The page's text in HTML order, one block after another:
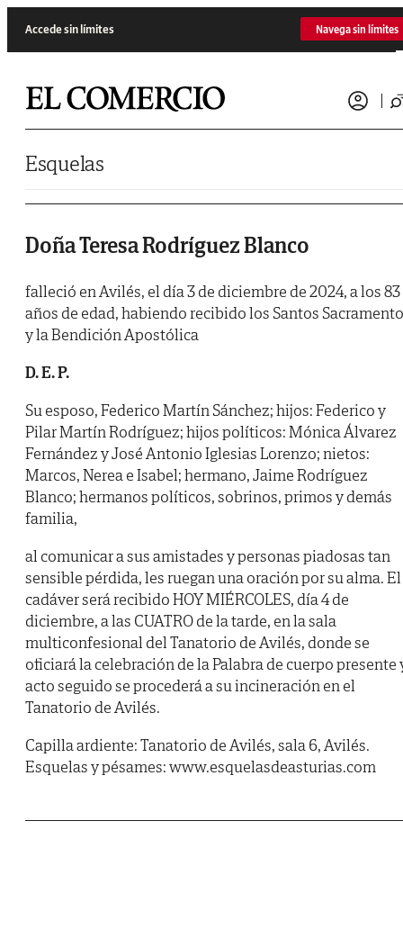
Accede sin límites Navega sin límites
Esquelas
Doña Teresa Rodríguez Blanco
falleció en Avilés, el día 3 de diciembre de 2024, a los 83
años de edad, habiendo recibido los Santos
y la Bendición Apostólica
D. E. P.
Su esposo, Federico Martín Sánchez; hijos: Federico y
Pilar Martín Rodríguez; hijos políticos: Mónica Álvarez
Fernández y José Antonio Iglesias Lorenzo; nietos:
Marcos, Nerea e Isabel; hermano, Jaime Rodríguez
Blanco; hermanos políticos, sobrinos, primos y demás
familia,
al comunicar a sus amistades y personas piadosas tan
sensible pérdida, les ruegan una oración por su alma. El
cadáver será recibido HOY MIÉRCOLES, día 4 de
diciembre, a las CUATRO de la tarde, en la sala
multiconfesional del Tanatorio de Avilés, donde se
oficiará la celebración de la Palabra de cuerpo presente
acto seguido se procederá a su incineración en el
Tanatorio de Avilés.
Capilla ardiente: Tanatorio de Avilés, sala 6, Avilés.
Esquelas y pésames: www.esquelasdeasturias.com